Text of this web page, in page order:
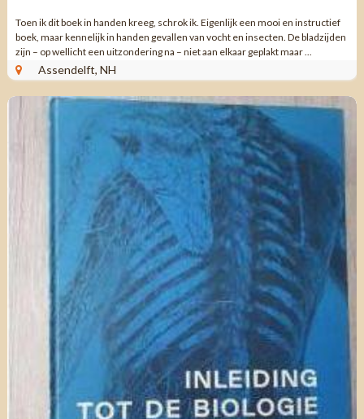
Toen ik dit boek in handen kreeg, schrok ik. Eigenlijk een mooi en instructief
boek, maar kennelijk in handen gevallen van vocht en insecten. De bladzijden
zijn – op wellicht een uitzondering na – niet aan elkaar geplakt maar ...
Assendelft, NH